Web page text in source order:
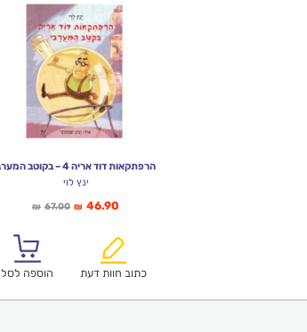
הרפתקאות דוד אריה 4 – בקוטב המערבי
ינץ לוי
₪ 67.00המחיר
₪67.00.
₪ 46.90
הוא:
כתוב חוות דעת
הוספה לסל